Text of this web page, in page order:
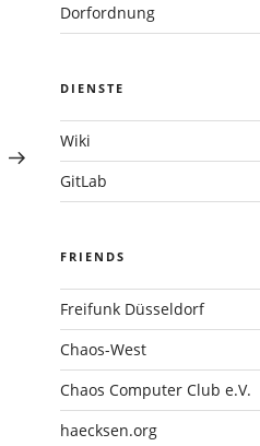
Nächster
Beitrag
Dorfordnung
DIENSTE
Wiki
GitLab
FRIENDS
Freifunk Düsseldorf
Chaos-West
Chaos Computer Club e.V.
haecksen.org